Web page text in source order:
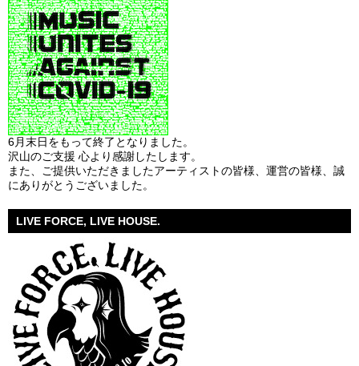
6月末日をもって終了となりました。
沢山のご支援 心より感謝したします。
また、ご提供いただきましたアーティストの皆様、運営の皆様、誠
にありがとうございました。
LIVE FORCE, LIVE HOUSE.